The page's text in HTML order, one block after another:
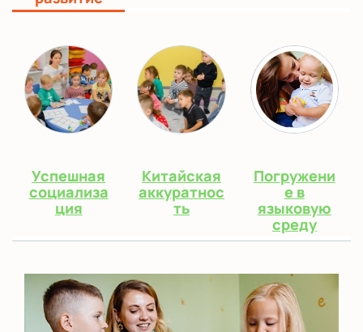
Успешная
социализа
ция
Китайская
аккуратнос
ть
Погружени
е в
языковую
среду